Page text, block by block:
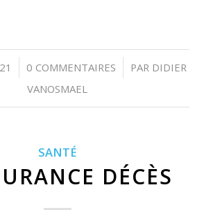
0 COMMENTAIRES
/ PAR DIDIER
VANOSMAEL
SANTÉ
DÉCÈS